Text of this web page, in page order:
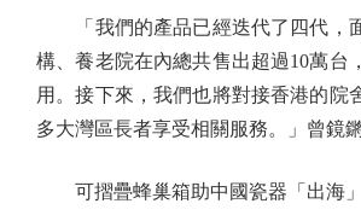
「我們的產品已經迭代了四代，
構、養老院在內總共售出超過10萬台
用。接下來，我們也將對接香港的院
多大灣區長者享受相關服務。」曾鏡鏘
可摺疊蜂巢箱助中國瓷器「出海」